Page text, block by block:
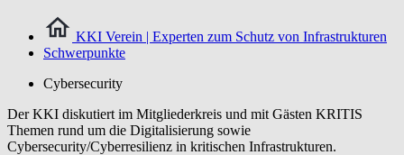
KKI Verein | Experten zum Schutz von Infrastrukturen
Schwerpunkte
Cybersecurity
Der KKI diskutiert im Mitgliederkreis und mit Gästen KRITIS
Themen rund um die Digitalisierung sowie
Cybersecurity/Cyberresilienz in kritischen Infrastrukturen.